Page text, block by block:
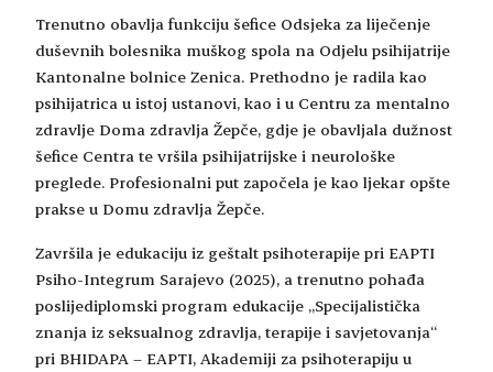
Trenutno obavlja funkciju šefice Odsjeka za liječenje
duševnih bolesnika muškog spola na Odjelu psihijatrije
Kantonalne bolnice Zenica. Prethodno je radila kao
psihijatrica u istoj ustanovi, kao i u Centru za mentalno
zdravlje Doma zdravlja Žepče, gdje je obavljala dužnost
šefice Centra te vršila psihijatrijske i neurološke
preglede. Profesionalni put započela je kao ljekar opšte
prakse u Domu zdravlja Žepče.
Završila je edukaciju iz geštalt psihoterapije pri EAPTI
Psiho-Integrum Sarajevo (2025), a trenutno pohađa
poslijediplomski program edukacije „Specijalistička
znanja iz seksualnog zdravlja, terapije i savjetovanja“
pri BHIDAPA – EAPTI, Akademiji za psihoterapiju u